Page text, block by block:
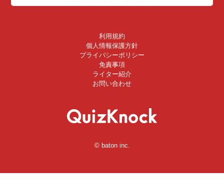
利用規約
個人情報保護方針
プライバシーポリシー
免責事項
ライター紹介
お問い合わせ
© baton inc.